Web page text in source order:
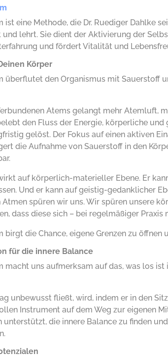
ist eine Methode, die Dr. Ruediger Dahlke
lehrt. Sie dient der Aktivierung der
und fördert Vitalität und
Körper
überflutet den Organismus mit Sauerstoff
Atems gelangt mehr Atemluft,
den Fluss der Energie, körperliche
gelöst. Der Fokus auf einen aktiven
die Aufnahme von Sauerstoff in den
auf körperlich-materieller Ebene. Er
Und er kann auf geistig-gedanklicher
spüren wir uns. Wir spüren unsere
dass diese sich – bei regelmäßiger Praxis
birgt die Chance, eigene Grenzen zu öffnen
für die innere Balance
macht uns aufmerksam auf das, was los ist
unbewusst fließt, wird, indem er in den
Instrument auf dem Weg zur eigenen
unterstützt, die innere Balance zu finden